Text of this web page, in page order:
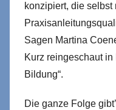
konzipiert, die selbst
Sagen Martina
Kurz reingeschaut
Bildung“.
Die ganze Folge